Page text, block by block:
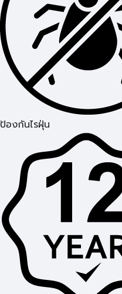
ป้องกันไรฝุ่น